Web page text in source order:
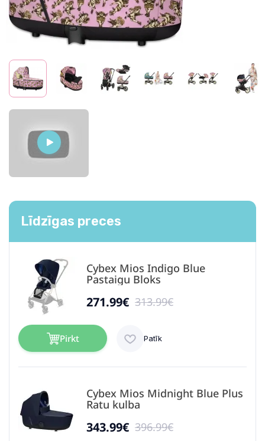
Līdzīgas preces
Cybex Mios Indigo Blue
Pastaigu Bloks
271.99€ 313.99€
Pirkt Patīk
Cybex Mios Midnight Blue Plus
Ratu kulba
343.99€ 396.99€